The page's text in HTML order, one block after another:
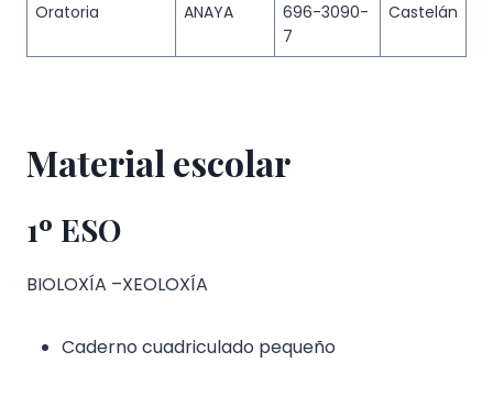
Oratoria ANAYA
696-3090-
7
Castelán
Material escolar
1º ESO
BIOLOXÍA –XEOLOXÍA
Caderno cuadriculado pequeño